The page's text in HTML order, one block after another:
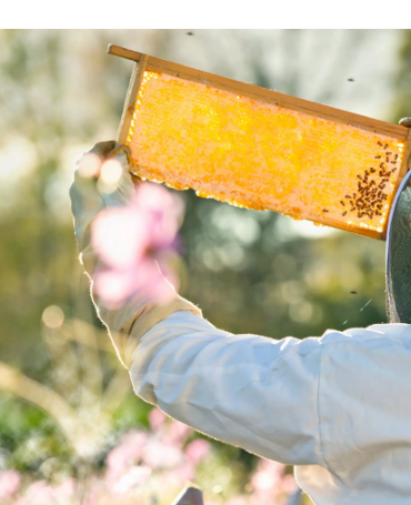
MORGENMAD
Yoghurt med sprødt
honningristet brød
og bær
DRIKKE, MORGENMAD